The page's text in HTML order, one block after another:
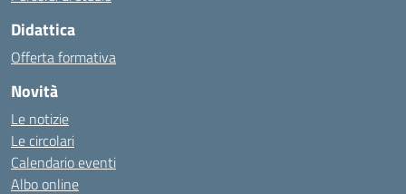
Didattica
Offerta formativa
Novità
Le notizie
Le circolari
Calendario eventi
Albo online